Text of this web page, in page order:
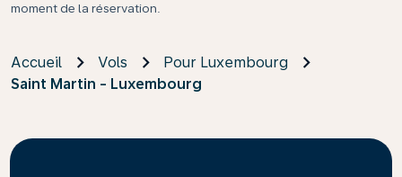
moment de la réservation.
Accueil Vols
Pour Luxembourg
Saint Martin - Luxembourg